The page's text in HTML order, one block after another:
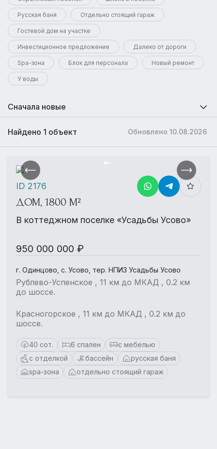
Русская баня Отдельно стоящий гараж
Гостевой дом на участке
Инвестиционное предложение Далеко от дороги
Spa-зона Блок для персонала Новый ремонт
У воды
Сначала новые
Обновлено 10.08.2026
Найдено 1 объект
ДОМ, 1800 М²
В коттеджном поселке «Усадьбы Усово»
950 000 000 ₽
г. Одинцово, с. Усово, тер. НПИЗ Усадьбы Усово
Рублево-Успенское , 11 км до МКАД , 0.2 км
до шоссе.
Красногорское , 11 км до МКАД , 0.2 км до
шоссе.
40 сот. 6 спален
с мебелью
с отделкой
бассейн
русская баня
spa-зона
отдельно стоящий гараж
ID 2176